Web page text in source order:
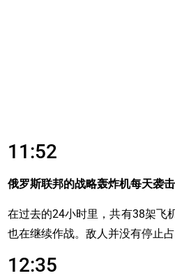
11:52
俄罗斯联邦的战略轰炸机每天袭
在过去的24小时里，共有38架飞
也在继续作战。敌人并没有停止
12:35